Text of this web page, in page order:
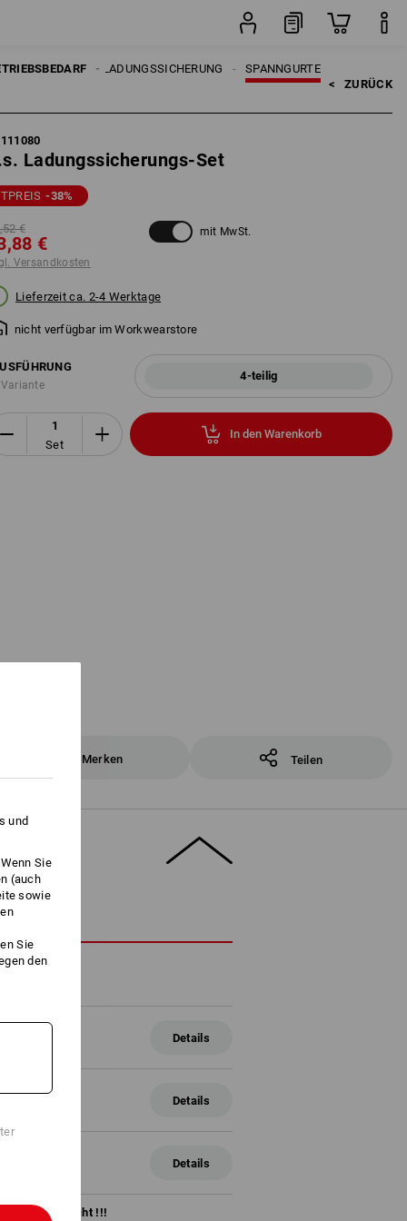
SPANNGURTE
LADUNGSSICHERUNG
< ZURÜCK
Ladungssicherungs-Set
-38%
€
€
Versandkosten
mit MwSt.
Lieferzeit ca. 2-4 Werktage
nicht verfügbar im Workwearstore
4-teilig
Set
In den Warenkorb
Merken Teilen
Details
Details
Details
Vorrat reicht !!!
und
Sie
(auch
sowie
Sie
den